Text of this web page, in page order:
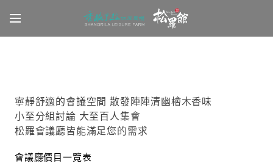
寧靜舒適的會議空間 散發陣陣清幽檜木香味
小至分組討論 大至百人集會
松羅會議廳皆能滿足您的需求
會議廳價目一覽表